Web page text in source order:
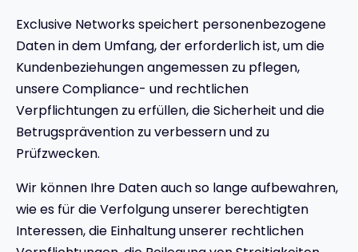
Exclusive Networks speichert personenbezogene
Daten in dem Umfang, der erforderlich ist, um die
Kundenbeziehungen angemessen zu pflegen,
unsere Compliance- und rechtlichen
Verpflichtungen zu erfüllen, die Sicherheit und die
Betrugsprävention zu verbessern und zu
Prüfzwecken.
Wir können Ihre Daten auch so lange aufbewahren,
wie es für die Verfolgung unserer berechtigten
Interessen, die Einhaltung unserer rechtlichen